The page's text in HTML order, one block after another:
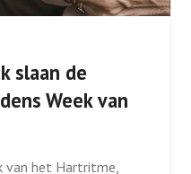
slaan de
Week van
van het Hartritme,